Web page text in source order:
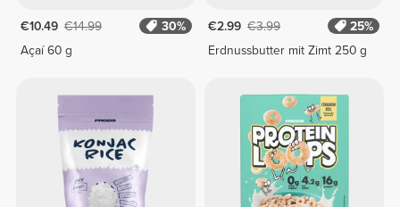
€10.49 €14.99
30%
Açaí 60 g
€2.99 €3.99
25%
Erdnussbutter mit Zimt 250 g